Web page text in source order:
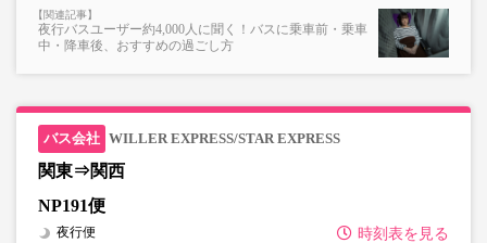
夜行バスユーザー約4,000人に聞く！バスに乗車前・乗車
中・降車後、おすすめの過ごし方
WILLER EXPRESS/STAR EXPRESS
関東⇒関西
NP191便
時刻表を見る
夜行便